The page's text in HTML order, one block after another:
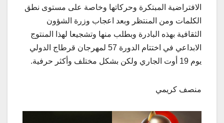
الافتراضية المبتكرة وحركاتها وخاصة على مستوى نطق
الكلمات ومن المنتظر وبعد اعجاب وزرة الشؤون
الثقافية بهذه البادرة وبطلب منها وتشجيعا لهذا المنتوج
الابداعي في اختتام الدورة 57 لمهرجان قرطاج الدولي
يوم 19 أوت الجاري ولكن بشكل مختلف وأكثر حرفية.
منصف كريمي